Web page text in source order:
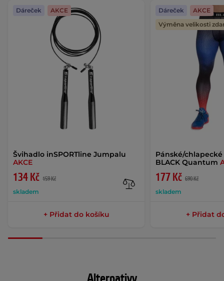
Švihadlo inSPORTline Jumpalu
AKCE
134 Kč 159 Kč
skladem
Dáreček AKCE
+ Přidat do košíku
Pánské/
BLACK Quantum
177 Kč 690 Kč
skladem
Dáreček
AKCE
Výměna velikosti
+ Přidat